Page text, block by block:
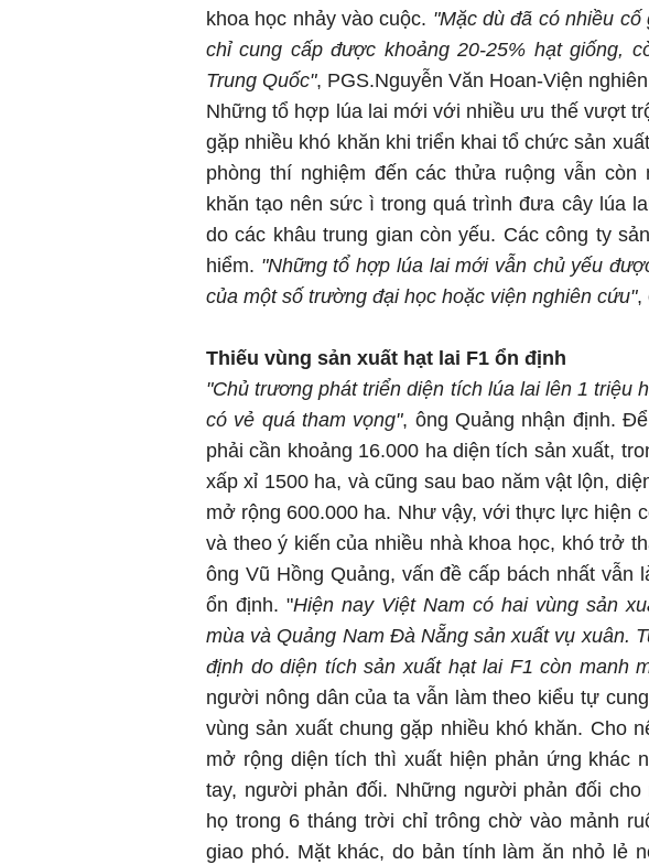
khoa học nhảy vào cuộc. "Mặc dù đã có nhiều
chỉ cung cấp được khoảng 20-25% hạt giống,
Trung Quốc", PGS.Nguyễn Văn Hoan-Viện
Những tổ hợp lúa lai mới với nhiều ưu thế vượt
gặp nhiều khó khăn khi triển khai tổ chức sản
phòng thí nghiệm đến các thửa ruộng vẫn
khăn tạo nên sức ì trong quá trình đưa cây lúa
do các khâu trung gian còn yếu. Các công ty
hiểm. "Những tổ hợp lúa lai mới vẫn chủ yếu
của một số trường đại học hoặc viện nghiên cứu",
Thiếu vùng sản xuất hạt lai F1 ổn định
"Chủ trương phát triển diện tích lúa lai lên 1 triệu
có vẻ quá tham vọng", ông Quảng nhận định.
phải cần khoảng 16.000 ha diện tích sản xuất,
xấp xỉ 1500 ha, và cũng sau bao năm vật lộn,
mở rộng 600.000 ha. Như vậy, với thực lực hiện
và theo ý kiến của nhiều nhà khoa học, khó trở
ông Vũ Hồng Quảng, vấn đề cấp bách nhất vẫn
ổn định. "Hiện nay Việt Nam có hai vùng sản
mùa và Quảng Nam Đà Nẵng sản xuất vụ xuân.
định do diện tích sản xuất hạt lai F1 còn manh
người nông dân của ta vẫn làm theo kiểu tự
vùng sản xuất chung gặp nhiều khó khăn. Cho
mở rộng diện tích thì xuất hiện phản ứng khác
tay, người phản đối. Những người phản đối
họ trong 6 tháng trời chỉ trông chờ vào mảnh
giao phó. Mặt khác, do bản tính làm ăn nhỏ lẻ